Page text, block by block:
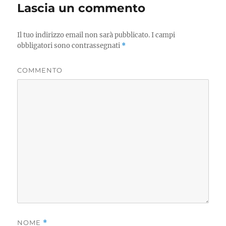
Lascia un commento
Il tuo indirizzo email non sarà pubblicato.I campi
obbligatori sono contrassegnati *
COMMENTO
NOME *